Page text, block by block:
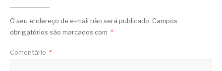
O seu endereço de e-mail não será publicado. Campos
obrigatórios são marcados com *
Comentário *